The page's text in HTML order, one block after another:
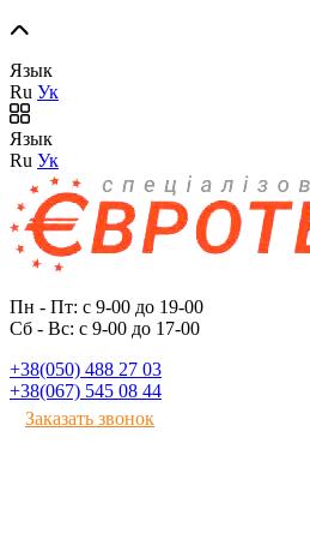
Язык
Ru Ук
Язык
Ru Ук
Пн - Пт: с 9-00 до 19-00
Сб - Вс: с 9-00 до 17-00
+38(050) 488 27 03
+38(067) 545 08 44
Заказать звонок